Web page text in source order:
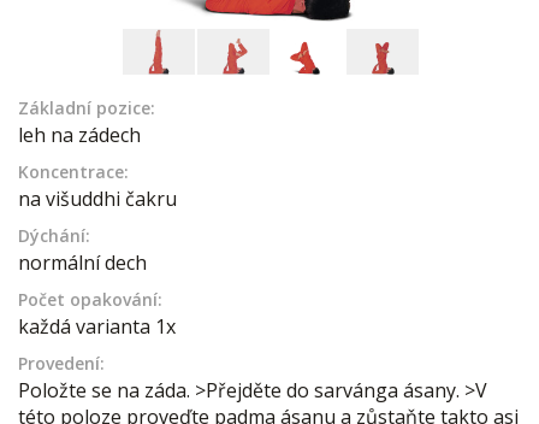
Základní pozice:
leh na zádech
Koncentrace:
na višuddhi čakru
Dýchání:
normální dech
Počet opakování:
každá varianta 1x
Provedení:
Položte se na záda. >Přejděte do sarvánga ásany. >V
této poloze proveďte padma ásanu a zůstaňte takto asi